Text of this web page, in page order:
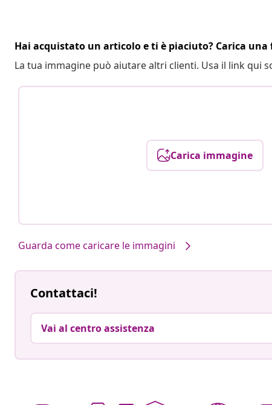
Hai acquistato un articolo e ti è piaciuto? Carica una
La tua immagine può aiutare altri clienti. Usa il link qui
Carica immagine
Guarda come caricare le immagini
Contattaci!
Vai al centro assistenza